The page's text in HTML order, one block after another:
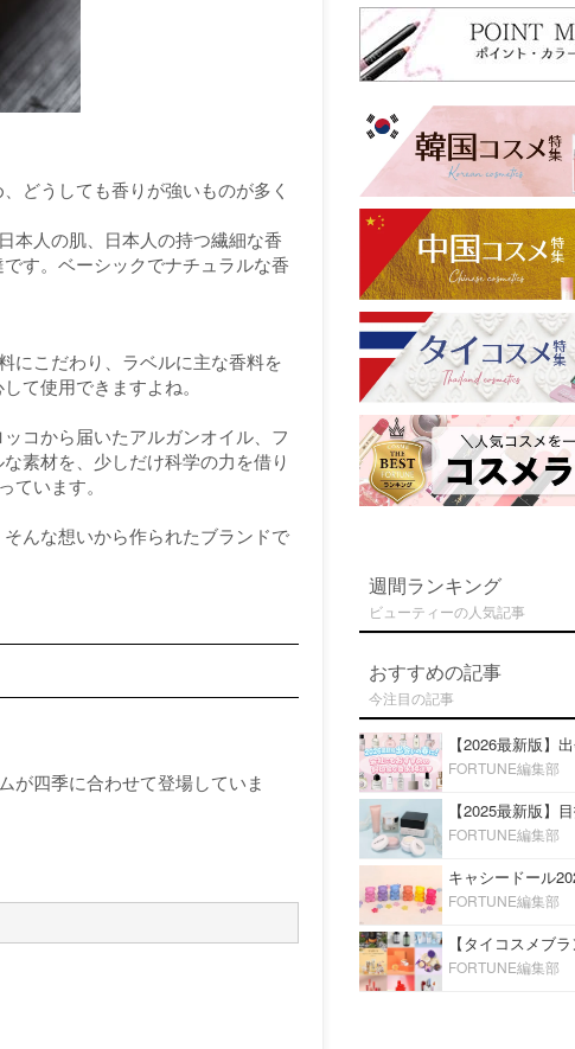
どうしても香りが強いものが多く
本人の肌、日本人の持つ繊細な香
す。ベーシックでナチュラルな香
にこだわり、ラベルに主な香料を
て使用できますよね。
コから届いたアルガンオイル、フ
素材を、少しだけ科学の力を借り
います。
んな想いから作られたブランドで
が四季に合わせて登場していま
週間ランキング
ビューティーの人気記事
おすすめの記事
今注目の記事
FORTUNE編集部
FORTUNE編集部
FORTUNE編集部
FORTUNE編集部